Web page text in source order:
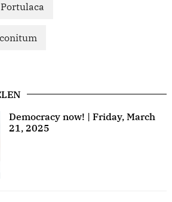
Democracy now! | Friday, March
21, 2025